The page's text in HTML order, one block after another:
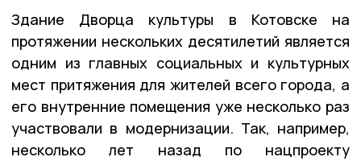
Здание Дворца культуры в Котовске на
протяжении нескольких десятилетий является
одним из главных социальных и культурных
мест притяжения для жителей всего города, а
его внутренние помещения уже несколько раз
участвовали в модернизации. Так, например,
несколько лет назад по нацпроекту